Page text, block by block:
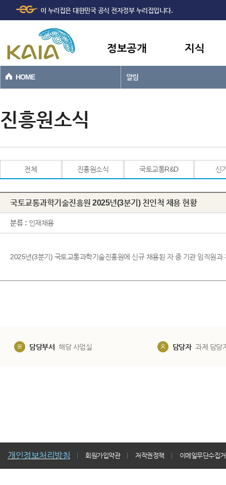
본문바로가기
이 누리집은 대한민국 공식 전자정부 누리집입니다.
정보공개 지식
HOME 알림
진흥원소식
전체 진흥원소식 국토교통R&D 신
국토교통과학기술진흥원 2025년(3분기) 친인척 채용 현황
분류 : 인재채용
2025년(3분기) 국토교통과학기술진흥원에 신규 채용된 자 중 기관 임직원
담당부서 해당 사업실 담당자 과제 담당
개인정보처리방침 회원가입약관 저작권정책 이메일무단수집